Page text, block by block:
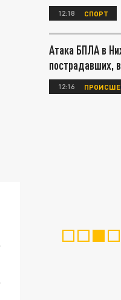
12:18 СПОРТ
Атака БПЛА в
пострадавших,
12:16